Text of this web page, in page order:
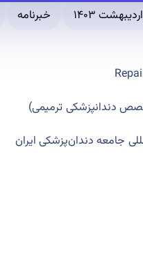
خبرنامه
دندانپزشکی ترمیمی)
جامعه دندان‌پزشکی ایران